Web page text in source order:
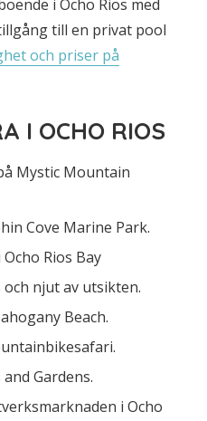
i Ocho Rios med
till en privat pool
och priser på
I OCHO RIOS
Mystic Mountain
Cove Marine Park.
Rios Bay
och njut av utsikten.
Beach.
Gardens.
i Ocho